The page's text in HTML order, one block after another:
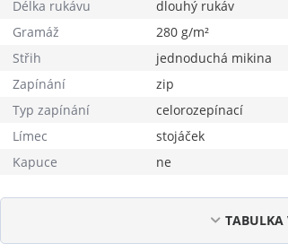
Délka rukávu
dlouhý rukáv
Gramáž
280 g/m²
Střih
jednoduchá mikina
Zapínání
zip
Typ zapínání
celorozepínací
Límec
stojáček
Kapuce
ne
TABULKA